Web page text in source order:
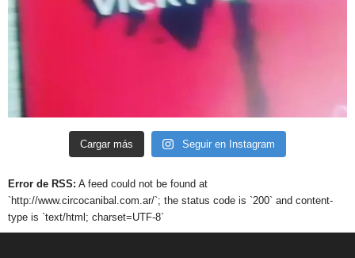
Cargar más Seguir en Instagram
Error de RSS: A feed could not be found at
`http://www.circocanibal.com.ar/`; the status code is `200` and content-
type is `text/html; charset=UTF-8`